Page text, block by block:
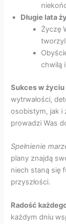
Długie lata
Życzę
chwilą
Sukces w
wytrwałości,
osobistym, jak i
prowadzi Was
Spełnienie
plany znajdą
niech staną się
przyszłości.
Radość
każdym dniu